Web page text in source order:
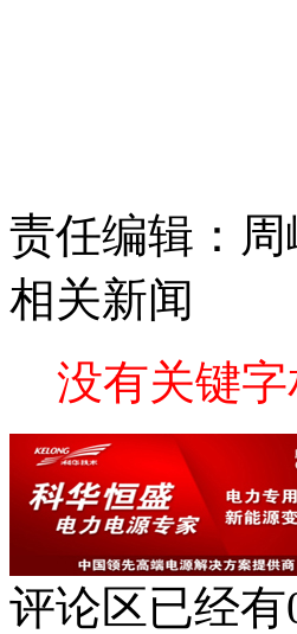
责任编辑：周
相关新闻
没有关键
评论区已经有